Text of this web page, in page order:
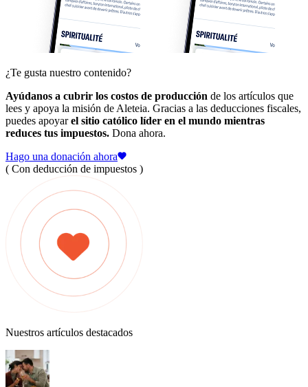
¿Te gusta nuestro contenido?
Ayúdanos a cubrir los costos de producción de los artículos que
lees y apoya la misión de Aleteia. Gracias a las deducciones fiscales,
puedes apoyarel sitio católico líder en el mundo mientras
reduces tus impuestos. Dona ahora.
Hago una donación ahora
( Con deducción de impuestos )
Nuestros artículos destacados